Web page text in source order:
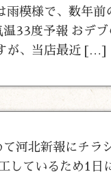
雨模様で、数年
温33度予報 おデ
が、当店最近 […]
河北新報にチラ
しているため1日